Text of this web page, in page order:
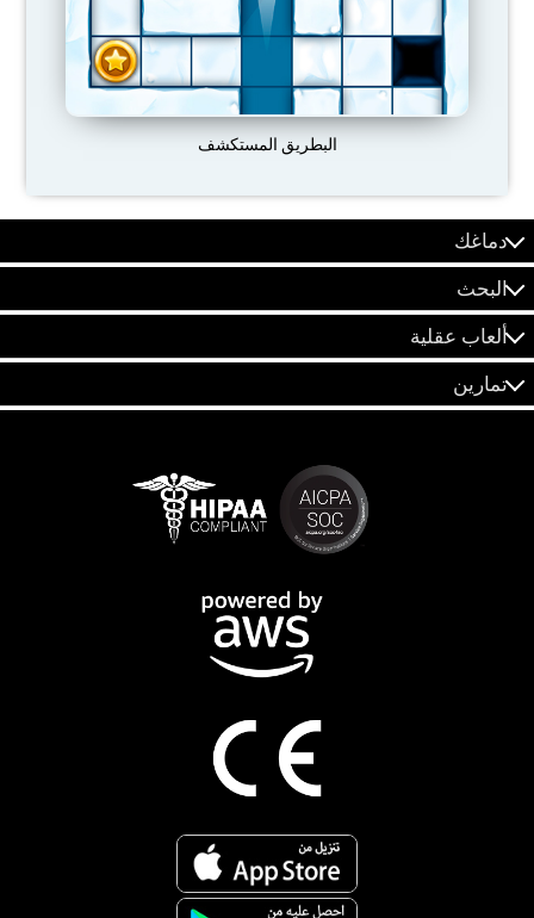
البطريق المستكشف
دماغك
البحث
ألعاب عقلية
تمارين